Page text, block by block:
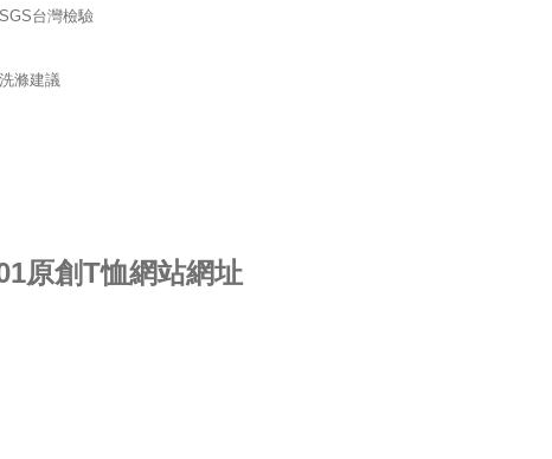
原創T恤網站網址